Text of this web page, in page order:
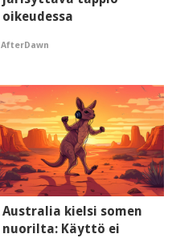
oikeudessa
AfterDawn
Australia kielsi somen
nuorilta: Käyttö ei